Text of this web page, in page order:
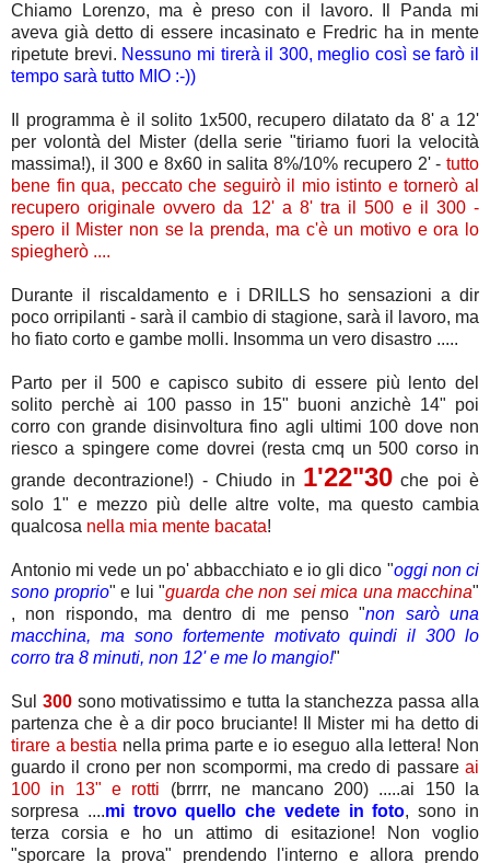
Chiamo Lorenzo, ma è preso con il lavoro. Il Panda mi
aveva già detto di essere incasinato e Fredric ha in mente
ripetute brevi. Nessuno mi tirerà il 300, meglio così se farò il
tempo sarà tutto MIO :-))
Il programma è il solito 1x500, recupero dilatato da 8' a 12'
per volontà del Mister (della serie "tiriamo fuori la velocità
massima!), il 300 e 8x60 in salita 8%/10% recupero 2' - tutto
bene fin qua, peccato che seguirò il mio istinto e tornerò al
recupero originale ovvero da 12' a 8' tra il 500 e il 300 -
spero il Mister non se la prenda, ma c'è un motivo e ora lo
spiegherò ....
Durante il riscaldamento e i DRILLS ho sensazioni a dir
poco orripilanti - sarà il cambio di stagione, sarà il lavoro, ma
ho fiato corto e gambe molli. Insomma un vero disastro .....
Parto per il 500 e capisco subito di essere più lento del
solito perchè ai 100 passo in 15" buoni anzichè 14" poi
corro con grande disinvoltura fino agli ultimi 100 dove non
riesco a spingere come dovrei (resta cmq un 500 corso in
grande decontrazione!) - Chiudo in 1'22"30che poi è
solo 1" e mezzo più delle altre volte, ma questo cambia
qualcosa nella mia mente bacata!
Antonio mi vede un po' abbacchiato e io gli dico "oggi non ci
sono proprio" e lui "guarda che non sei mica una macchina"
, non rispondo, ma dentro di me penso "non sarò una
macchina, ma sono fortemente motivato quindi il 300 lo
corro tra 8 minuti, non 12' e me lo mangio!"
Sul 300sono motivatissimo e tutta la stanchezza passa alla
partenza che è a dir poco bruciante! Il Mister mi ha detto di
tirare a bestia nella prima parte e io eseguo alla lettera! Non
guardo il crono per non scompormi, ma credo di passare ai
100 in 13" e rotti (brrrr, ne mancano 200) .....ai 150 la
sorpresa ....mi trovo quello che vedete in foto, sono in
terza corsia e ho un attimo di esitazione! Non voglio
"sporcare la prova" prendendo l'interno e allora prendo